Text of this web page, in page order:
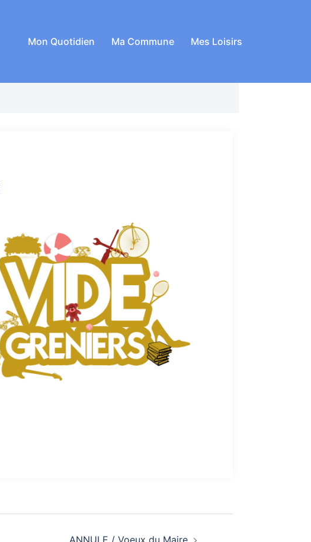
Mon Quotidien Ma Commune Mes Loisirs
Office 365